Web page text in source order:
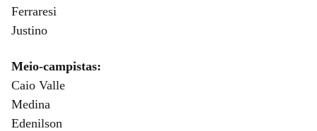
Ferraresi
Justino
Meio-campistas:
Caio Valle
Medina
Edenilson